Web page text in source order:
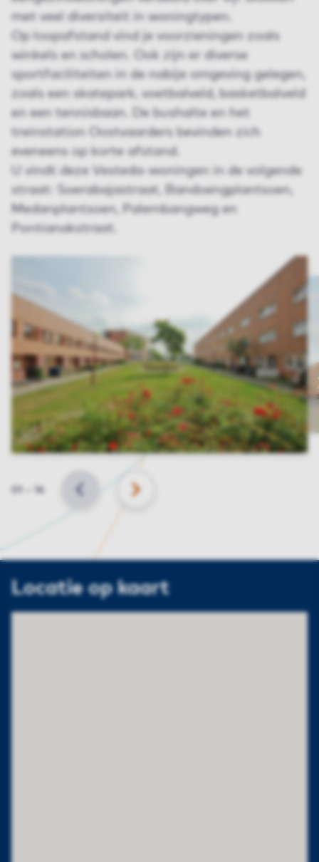
met veel diversiteit in woningtypen.
Op loopafstand vind je voorzieningen zoals
winkels en scholen. Ook zijn er diverse
sportfaciliteiten in de nabije omgeving gelegen,
zoals een skatepark, voetbalveld, basketbalveld
en een tennisbaan. De bushalte en het
treinstation Oostvaarders bevinden zich
eveneens op korte afstand.
U vindt deze Vesteda-woningen in de volgende
straat: Soerabajastraat, Bandoengplantsoen,
Medanplantsoen, Palembangweg en
Pontianakstraat.
Slide
VORIGE VOLGENDE
Locatie op kaart